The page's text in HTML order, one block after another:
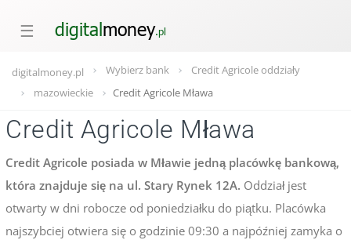
☰
digitalmoney.pl Wybierz bank
Credit Agricole oddziały
mazowieckie
Credit Agricole Mława
Credit Agricole Mława
Credit Agricole posiada w Mławie jedną placówkę bankową,
która znajduje się na ul. Stary Rynek 12A. Oddział jest
otwarty w dni robocze od poniedziałku do piątku. Placówka
najszybciej otwiera się o godzinie 09:30 a najpóźniej zamyka o